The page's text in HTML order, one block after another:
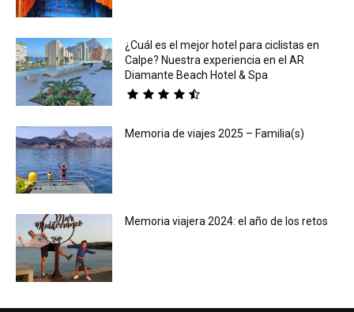
¿Cuál es el mejor hotel para ciclistas en
Calpe? Nuestra experiencia en el AR
Diamante Beach Hotel & Spa
Memoria de viajes 2025 – Familia(s)
Memoria viajera 2024: el año de los retos